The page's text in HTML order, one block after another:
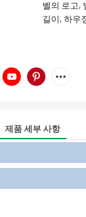
벨의 로고,
길이, 하우
제품 세부 사항